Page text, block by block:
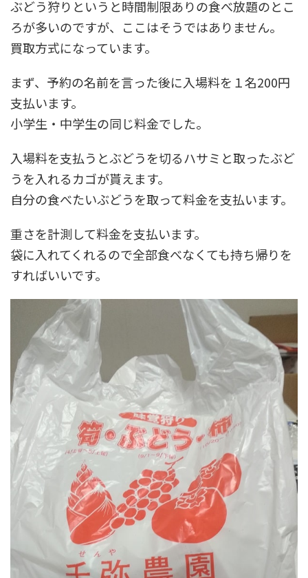
ぶどう狩りというと時間制限ありの食べ放題のとこ
ろが多いのですが、ここはそうではありません。
買取方式になっています。
まず、予約の名前を言った後に入場料を１名200円
支払います。
小学生・中学生の同じ料金でした。
入場料を支払うとぶどうを切るハサミと取ったぶど
うを入れるカゴが貰えます。
自分の食べたいぶどうを取って料金を支払います。
重さを計測して料金を支払います。
袋に入れてくれるので全部食べなくても持ち帰りを
すればいいです。